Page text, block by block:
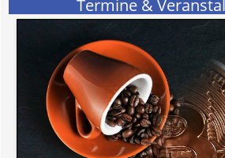
Termine &